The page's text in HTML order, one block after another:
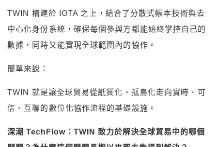
TWIN 構建於 IOTA 之上，結合了分散式帳本技術與去
中心化身份系統，確保每個參與方都能始終掌控自己的
數據，同時又能實現全球範圍內的協作。
簡單來說：
TWIN 就是讓全球貿易從紙質化、孤島化走向實時、可
信、互聯的數位化協作流程的基礎設施。
深潮 TechFlow：TWIN 致力於解決全球貿易中的哪個